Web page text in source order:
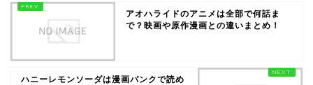
アオハライドのアニメは全部で何話ま
で？映画や原作漫画との違いまとめ！
ハニーレモンソーダは漫画バンクで読め